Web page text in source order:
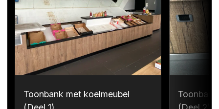
Toonbank met koelmeubel